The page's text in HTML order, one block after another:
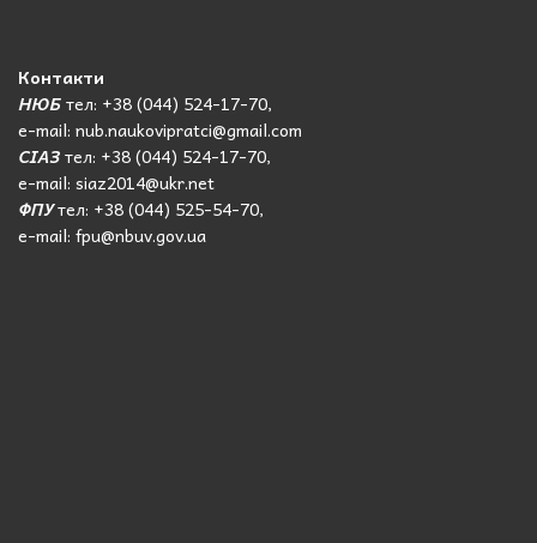
Контакти
НЮБтел: +38 (044) 524-17-70,
e-mail: nub.naukovipratci@gmail.com
СІАЗтел: +38 (044) 524-17-70,
e-mail: siaz2014@ukr.net
ФПУтел: +38 (044) 525-54-70,
e-mail: fpu@nbuv.gov.ua